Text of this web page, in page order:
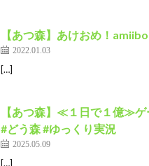
【あつ森】あけおめ！
2022.01.03
[…]
【あつ森】≪１日で１
#どう森 #ゆっくり実況
2025.05.09
[…]